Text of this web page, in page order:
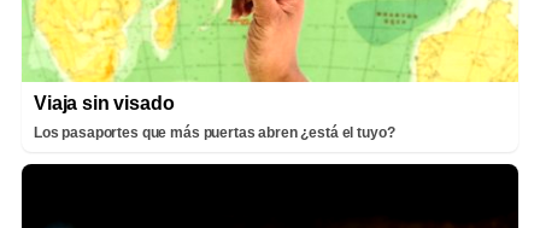
Viaja sin visado
Los pasaportes que más puertas abren ¿está el tuyo?